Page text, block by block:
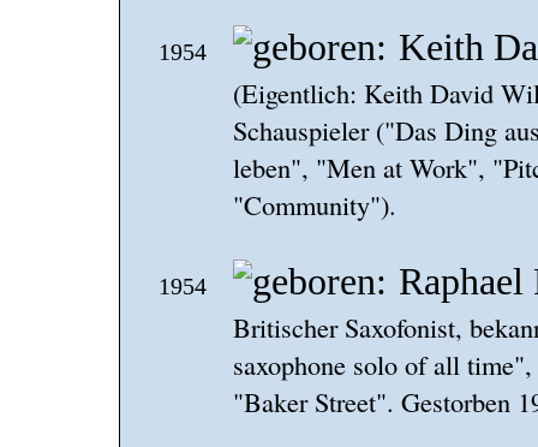
1954 Keith
(Eigentlich: Keith David
Schauspieler ("Das Ding
leben", "Men at Work",
"Community").
1954 Raphael
Britischer Saxofonist,
saxophone solo of all
"Baker Street". Gestorben